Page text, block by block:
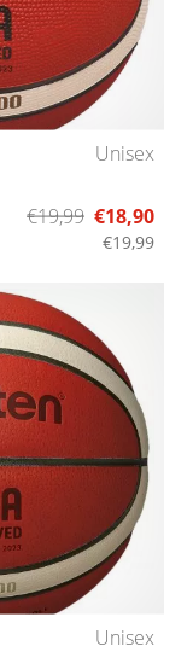
Unisex
€19,99 €18,90
€19,99
Unisex